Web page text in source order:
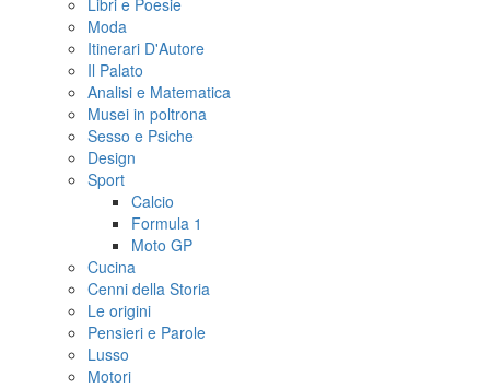
Libri e Poesie
Moda
Itinerari D'Autore
Il Palato
Analisi e Matematica
Musei in poltrona
Sesso e Psiche
Design
Sport
Calcio
Formula 1
Moto GP
Cucina
Cenni della Storia
Le origini
Pensieri e Parole
Lusso
Motori